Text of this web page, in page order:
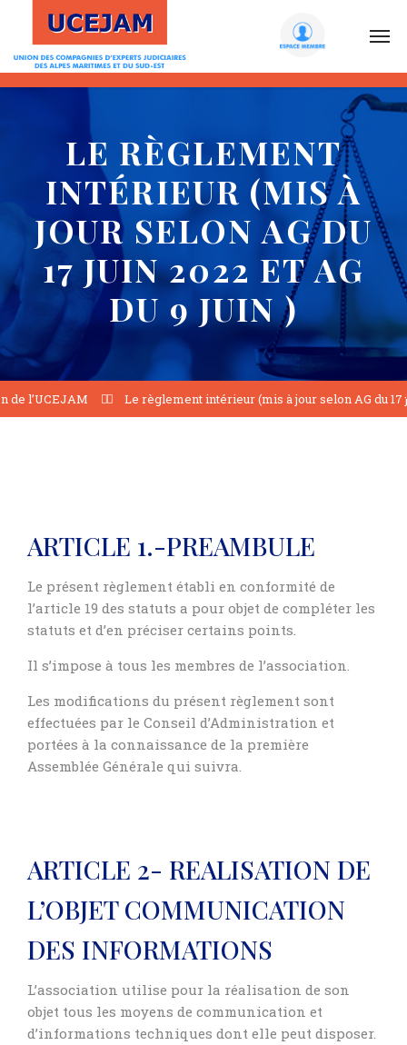
LE RÈGLEMENT
INTÉRIEUR (MIS À
JOUR SELON AG DU
17 JUIN 2022 ET AG
DU 9 JUIN )
de l’UCEJAM Le règlement intérieur (mis à jour selon AG du 17
ARTICLE 1.-PREAMBULE
Le présent règlement établi en conformité de
l’article 19 des statuts a pour objet de compléter les
statuts et d’en préciser certains points.
Il s’impose à tous les membres de l’association.
Les modifications du présent règlement sont
effectuées par le Conseil d’Administration et
portées à la connaissance de la première
Assemblée Générale qui suivra.
ARTICLE 2- REALISATION DE
L’OBJET COMMUNICATION
DES INFORMATIONS
L’association utilise pour la réalisation de son
objet tous les moyens de communication et
d’informations techniques dont elle peut disposer.